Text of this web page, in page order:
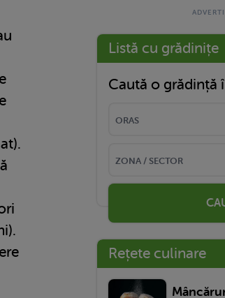
Listă cu grădinițe
Caută o grădință
Rețete culinare